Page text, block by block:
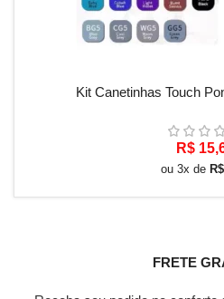
ADICIONAR AO CARRINHO
Kit Canetinhas Touch
R$
ou 3x de R$
FRETE